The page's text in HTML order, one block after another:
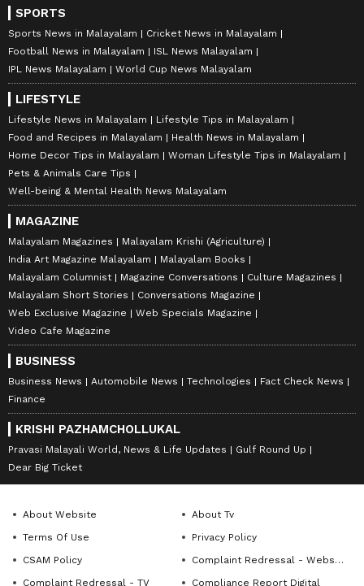
SPORTS
Sports News in Malayalam
Cricket News in Malayalam
Football News in Malayalam
ISL News Malayalam
IPL News Malayalam
World Cup News Malayalam
LIFESTYLE
Lifestyle News in Malayalam
Lifestyle Tips in Malayalam
Food and Recipes in Malayalam
Health News in Malayalam
Home Decor Tips in Malayalam
Woman Lifestyle Tips in Malayalam
Pets & Animals Care Tips
Well-being & Mental Health News Malayalam
MAGAZINE
Malayalam Magazines
Malayalam Krishi (Agriculture)
India Art Magazine Malayalam
Malayalam Books
Malayalam Columnist
Magazine Conversations
Culture Magazines
Malayalam Short Stories
Conversations Magazine
Web Exclusive Magazine
Web Specials Magazine
Video Cafe Magazine
BUSINESS
Business News Automobile News Technologies
Fact Check News
Finance
KRISHI PAZHAMCHOLLUKAL
Pravasi Malayali World, News & Life Updates
Gulf Round Up
Dear Big Ticket
About Website
About Tv
Terms Of Use
Privacy Policy
CSAM Policy
Complaint Redressal - Website
Complaint Redressal - TV
Compliance Report Digital